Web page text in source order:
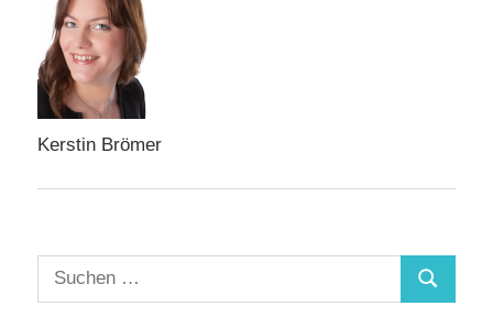
Kerstin Brömer
Suchen
nach:
Suchen